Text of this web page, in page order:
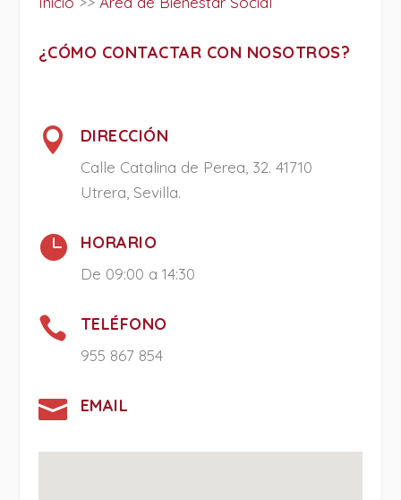
¿CÓMO CONTACTAR CON NOSOTROS?
 DIRECCIÓN
Calle Catalina de Perea, 32. 41710
Utrera, Sevilla.
 HORARIO
De 09:00 a 14:30
 TELÉFONO
955 867 854
 EMAIL